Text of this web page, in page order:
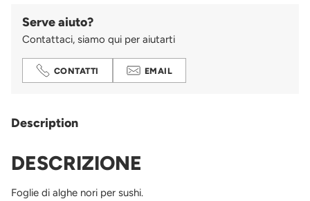
Serve aiuto?
Contattaci, siamo qui per aiutarti
CONTATTI EMAIL
un
prodotto
carrello...
Description
DESCRIZIONE
Foglie di alghe nori per sushi.